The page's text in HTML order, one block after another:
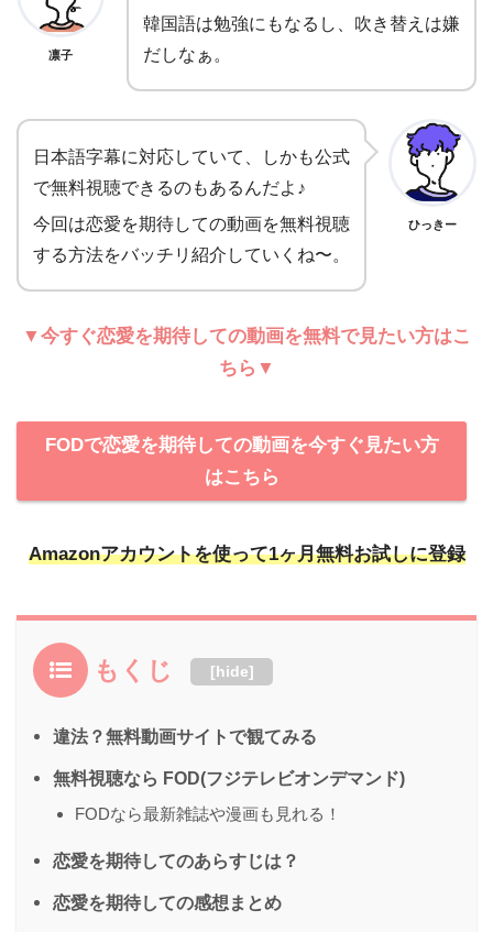
凛子
韓国語は勉強にもなるし、吹き替えは嫌
だしなぁ。
日本語字幕に対応していて、しかも公式
で無料視聴できるのもあるんだよ♪
今回は恋愛を期待しての動画を無料視聴
する方法をバッチリ紹介していくね〜。
ひっきー
▼今すぐ恋愛を期待しての動画を無料で見たい方はこ
ちら▼
FODで恋愛を期待しての動画を今すぐ見たい方
はこちら
Amazonアカウントを使って1ヶ月無料お試しに登録
もくじ [hide]
違法？無料動画サイトで観てみる
無料視聴なら FOD(フジテレビオンデマンド)
FODなら最新雑誌や漫画も見れる！
恋愛を期待してのあらすじは？
恋愛を期待しての感想まとめ